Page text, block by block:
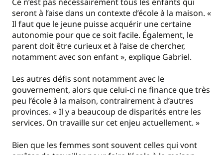
seront à l’aise dans un contexte d’école à la maison. «
Il faut que le jeune puisse acquérir une certaine
autonomie pour que ce soit facile. Également, le
parent doit être curieux et à l’aise de chercher,
notamment avec son enfant », explique Gabriel.
Les autres défis sont notamment avec le
gouvernement, alors que celui-ci ne finance que très
peu l’école à la maison, contrairement à d’autres
provinces. « Il y a beaucoup de disparités entre les
services. On travaille sur cet enjeu actuellement. »
Bien que les femmes sont souvent celles qui vont